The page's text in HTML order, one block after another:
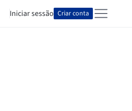
Iniciar sessão Criar conta